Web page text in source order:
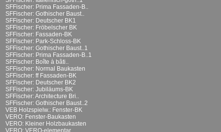
SFFischer: Prima Fassaden-B..
SFFischer: Gothischer Baust..
SFFischer: Deutscher BK1
SFFischer: Fröbelscher BK
SFFischer: Fassaden-BK
SFFischer: Park-Schloss-BK
SFFischer: Gothischer Baust..1
SFFischer: Prima Fassaden-B..1
SFFischer: Boîte à bâti..
SFFischer: Normal Baukasten
SFFischer: ff Fassaden-BK
SFFischer: Deutscher BK2
SFFischer: Jubiläums-BK
SFFischer: Architecture Bri..
SFFischer: Gothischer Baust..2
VEB Holzspielw.: Fenster-BK
VERO: Fenster-Baukasten
VERO: Kleiner Holzbaukasten
VERO: VERO-elementar